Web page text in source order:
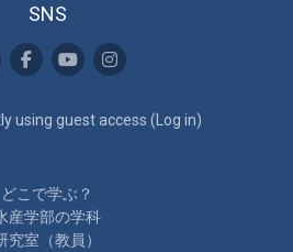
SNS
using guest access ( Log in)
どこで学ぶ？
産学部の学科
究室（教員）